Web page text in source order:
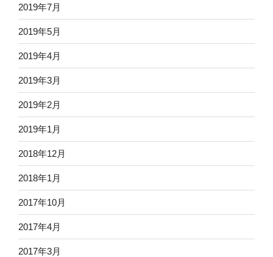
2019年7月
2019年5月
2019年4月
2019年3月
2019年2月
2019年1月
2018年12月
2018年1月
2017年10月
2017年4月
2017年3月